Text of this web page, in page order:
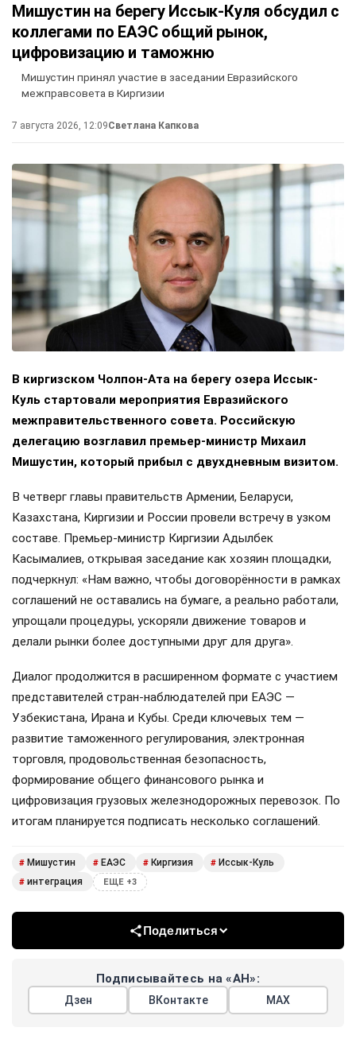
Мишустин на берегу Иссык-Куля обсудил с
коллегами по ЕАЭС общий рынок,
цифровизацию и таможню
Мишустин принял участие в заседании Евразийского
межправсовета в Киргизии
7 августа 2026, 12:09Светлана Капкова
В киргизском Чолпон-Ата на берегу озера Иссык-
Куль стартовали мероприятия Евразийского
межправительственного совета. Российскую
делегацию возглавил премьер-министр Михаил
Мишустин, который прибыл с двухдневным визитом.
В четверг главы правительств Армении, Беларуси,
Казахстана, Киргизии и России провели встречу в узком
составе. Премьер-министр Киргизии Адылбек
Касымалиев, открывая заседание как хозяин площадки,
подчеркнул: «Нам важно, чтобы договорённости в рамках
соглашений не оставались на бумаге, а реально работали,
упрощали процедуры, ускоряли движение товаров и
делали рынки более доступными друг для друга».
Диалог продолжится в расширенном формате с участием
представителей стран-наблюдателей при ЕАЭС —
Узбекистана, Ирана и Кубы. Среди ключевых тем —
развитие таможенного регулирования, электронная
торговля, продовольственная безопасность,
формирование общего финансового рынка и
цифровизация грузовых железнодорожных перевозок. По
итогам планируется подписать несколько соглашений.
# Мишустин # ЕАЭС # Киргизия # Иссык-Куль
# интеграция ЕЩЕ +3
Поделиться
Подписывайтесь на «АН»:
Дзен ВКонтакте МАХ